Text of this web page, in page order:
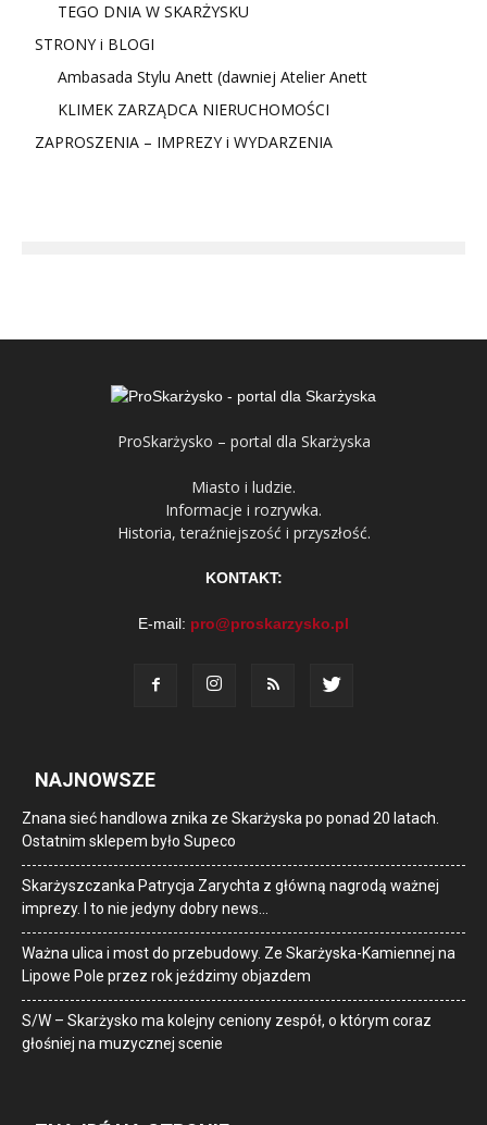
TEGO DNIA W SKARŻYSKU
STRONY i BLOGI
Ambasada Stylu Anett (dawniej Atelier Anett
KLIMEK ZARZĄDCA NIERUCHOMOŚCI
ZAPROSZENIA – IMPREZY i WYDARZENIA
ProSkarżysko – portal dla Skarżyska
Miasto i ludzie.
Informacje i rozrywka.
Historia, teraźniejszość i przyszłość.
KONTAKT:
E-mail: pro@proskarzysko.pl
NAJNOWSZE
Znana sieć handlowa znika ze Skarżyska po ponad 20 latach.
Ostatnim sklepem było Supeco
Skarżyszczanka Patrycja Zarychta z główną nagrodą ważnej
imprezy. I to nie jedyny dobry news…
Ważna ulica i most do przebudowy. Ze Skarżyska-Kamiennej na
Lipowe Pole przez rok jeździmy objazdem
S/W – Skarżysko ma kolejny ceniony zespół, o którym coraz
głośniej na muzycznej scenie